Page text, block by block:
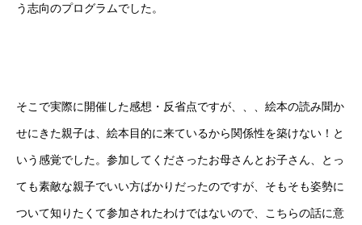
う志向のプログラムでした。
そこで実際に開催した感想・反省点ですが、、、絵本の読み聞か
せにきた親子は、絵本目的に来ているから関係性を築けない！と
いう感覚でした。参加してくださったお母さんとお子さん、とっ
ても素敵な親子でいい方ばかりだったのですが、そもそも姿勢に
ついて知りたくて参加されたわけではないので、こちらの話に意